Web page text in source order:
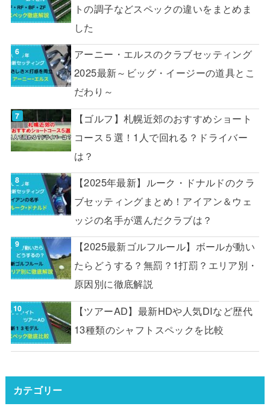
トの調子などスペックの違いをまとめま
した
アーニー・エルスのクラブセッティング
2025最新～ビッグ・イージーの道具とこ
だわり～
【ゴルフ】札幌近郊のおすすめショート
コース５選！1人で回れる？ドライバー
は？
【2025年最新】ルーク・ドナルドのクラ
ブセッティングまとめ！アイアン＆ウェ
ッジの名手が選んだクラブは？
【2025最新ゴルフルール】ボールが動い
たらどうする？無罰？1打罰？エリア別・
原因別に徹底解説
【ツアーAD】最新HDや人気DIなど歴代
13種類のシャフトスペックを比較
カテゴリー